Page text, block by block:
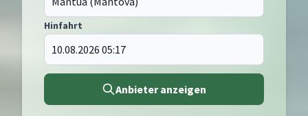
Hinfahrt
Anbieter anzeigen